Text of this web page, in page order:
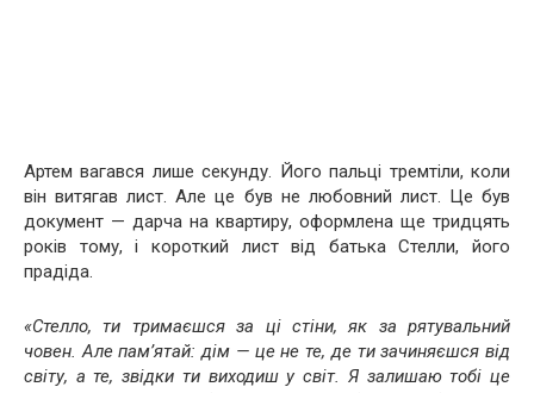
Артем вагався лише секунду. Його пальці тремтіли, коли
він витягав лист. Але це був не любовний лист. Це був
документ — дарча на квартиру, оформлена ще тридцять
років тому, і короткий лист від батька Стелли, його
прадіда.
«Стелло, ти тримаєшся за ці стіни, як за рятувальний
човен. Але пам’ятай: дім — це не те, де ти зачиняєшся від
світу, а те, звідки ти виходиш у світ. Я залишаю тобі це